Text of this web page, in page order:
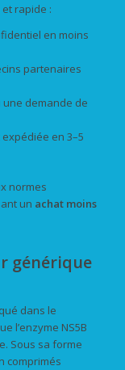
rapide :
en moins
partenaires
une demande de
en 3–5
normes
un achat moins
générique
dans le
l’enzyme NS5B
Sous sa forme
comprimés